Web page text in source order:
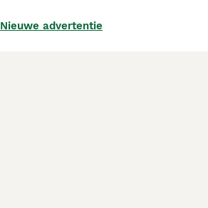
Nieuwe advertentie